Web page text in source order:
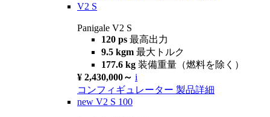
V2 S
Panigale V2 S
120 ps 最高出力
9.5 kgm 最大トルク
177.6 kg 装備重量（燃料を除く）
¥ 2,430,000～ i
コンフィギュレーター 製品詳細
new V2 S 100